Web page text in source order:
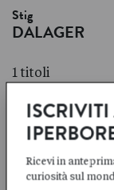
Stig
DALAGER
1 titoli
Thorkild
HANSEN
ISCRIVITI
Ricevi in
curiosità sul